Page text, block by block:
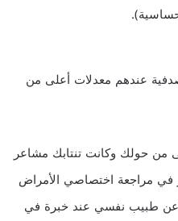
عندهم معدلات أعلى من
من حولك وكانت تنتابك مشاعر
في مراجعة اختصاصي الأمراض
عن طبيب نفسي عند خبرة في